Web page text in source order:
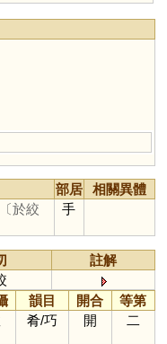
部居
相關異體
〔於絞
手
註解
韻目 開合
等第
肴/巧 開 二